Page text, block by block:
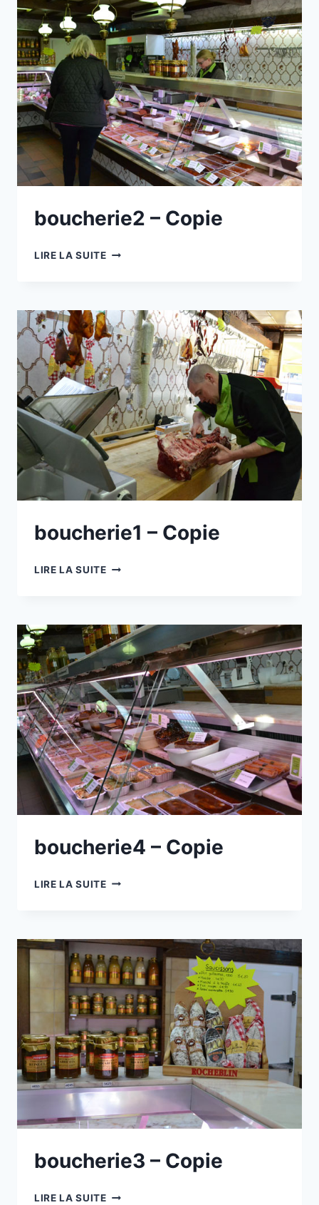
boucherie2 – Copie
LIRE LA SUITE BOUCHERIE2
boucherie1 – Copie
LIRE LA SUITE BOUCHERIE1
boucherie4 – Copie
LIRE LA SUITE BOUCHERIE4
boucherie3 – Copie
LIRE LA SUITE BOUCHERIE3